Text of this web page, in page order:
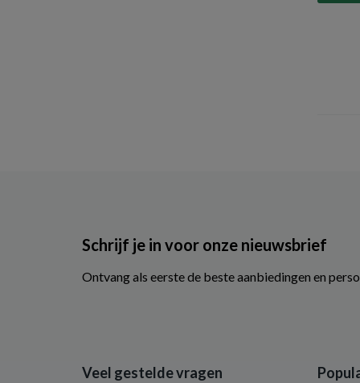
Schrijf je in voor onze nieuwsbrief
Ontvang als eerste de beste aanbiedingen en
Veel gestelde vragen